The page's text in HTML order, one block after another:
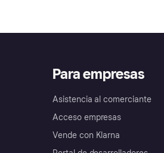
Para empresas
Asistencia al comerciante
Acceso empresas
Vende con Klarna